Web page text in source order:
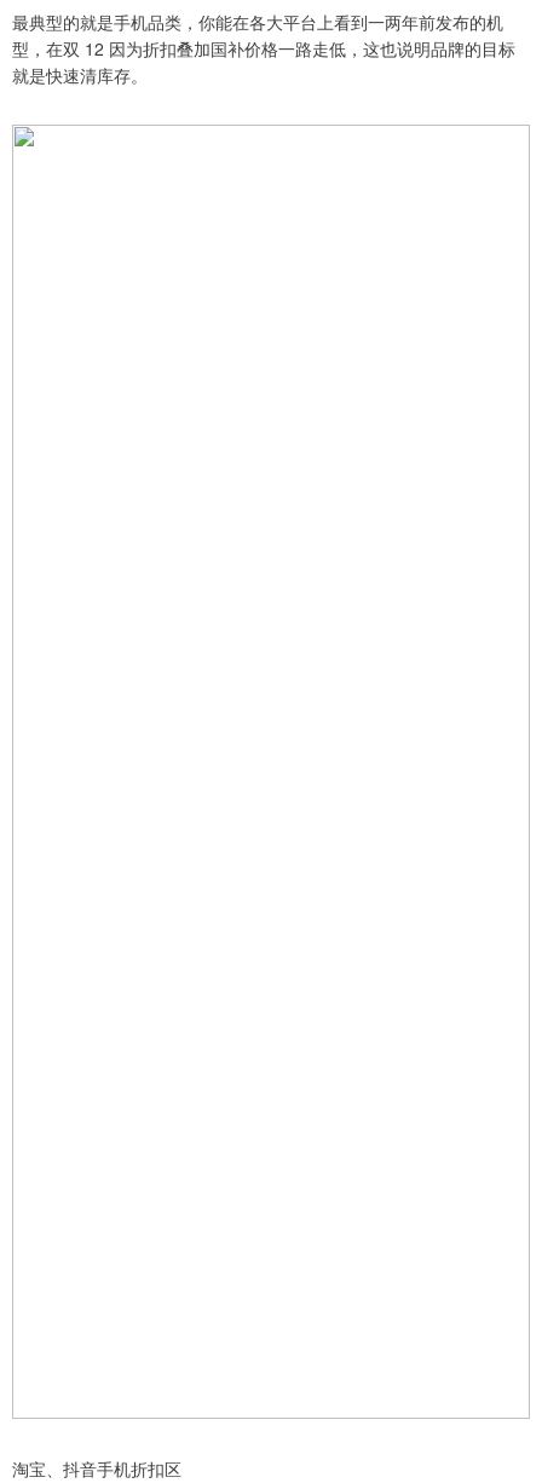
最典型的就是手机品类，你能在各大平台上看到一两年前发布的机
型，在双 12 因为折扣叠加国补价格一路走低，这也说明品牌的目标
就是快速清库存。
淘宝、抖音手机折扣区